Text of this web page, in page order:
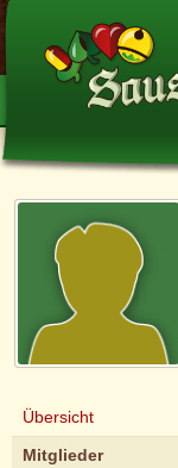
Übersicht
Mitglieder